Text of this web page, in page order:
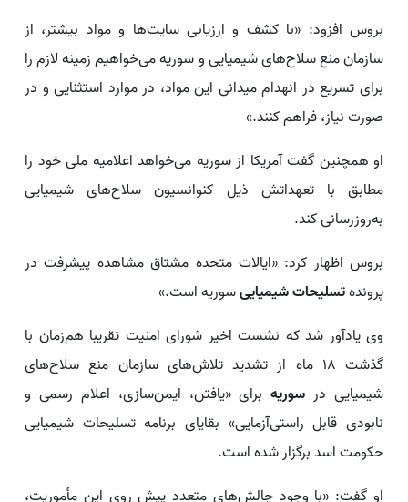
بروس افزود: «با کشف و ارزیابی سایت‌ها و مواد بیشتر، از
سازمان منع سلاح‌های شیمیایی و سوریه می‌خواهیم زمینه لازم را
برای تسریع در انهدام میدانی این مواد، در موارد استثنایی و در
صورت نیاز، فراهم کنند.»
او همچنین گفت آمریکا از سوریه می‌خواهد اعلامیه ملی خود را
مطابق با تعهداتش ذیل کنوانسیون سلاح‌های شیمیایی
به‌روزرسانی کند.
بروس اظهار کرد: «ایالات متحده مشتاق مشاهده پیشرفت در
پروندهتسلیحات شیمیاییسوریه است.»
وی یادآور شد که نشست اخیر شورای امنیت تقریبا هم‌زمان با
گذشت ۱۸ ماه از تشدید تلاش‌های سازمان منع سلاح‌های
شیمیایی درسوریهبرای «یافتن، ایمن‌سازی، اعلام رسمی و
نابودی قابل راستی‌آزمایی» بقایای برنامه تسلیحات شیمیایی
حکومت اسد برگزار شده است.
او گفت: «با وجود چالش‌های متعدد پیش روی این مأموریت،